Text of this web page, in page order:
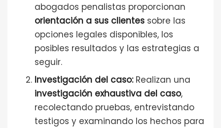
abogados penalistas proporcionan
orientación a sus clientes sobre las
opciones legales disponibles, los
posibles resultados y las estrategias a
seguir.
Investigación del caso:Realizan una
investigación exhaustiva del caso,
recolectando pruebas, entrevistando
testigos y examinando los hechos para